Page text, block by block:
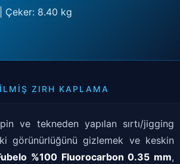
Çeker: 8.40 kg
ZIRH KAPLAMA
ve tekneden yapılan sırtı/jigging
görünürlüğünü gizlemek ve keskin
%100 Fluorocarbon 0.35 mm,